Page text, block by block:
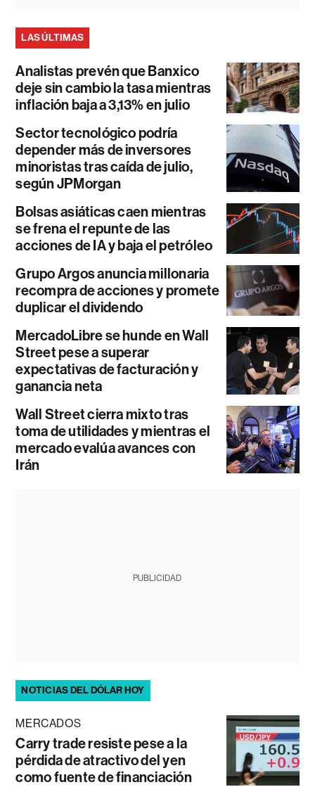
LAS ÚLTIMAS
Analistas prevén que Banxico
deje sin cambio la tasa mientras
inflación baja a 3,13% en julio
Sector tecnológico podría
depender más de inversores
minoristas tras caída de julio,
según JPMorgan
Bolsas asiáticas caen mientras
se frena el repunte de las
acciones de IA y baja el petróleo
Grupo Argos anuncia millonaria
recompra de acciones y promete
duplicar el dividendo
MercadoLibre se hunde en Wall
Street pese a superar
expectativas de facturación y
ganancia neta
Wall Street cierra mixto tras
toma de utilidades y mientras el
mercado evalúa avances con
Irán
PUBLICIDAD
NOTICIAS DEL DÓLAR HOY
MERCADOS
Carry trade resiste pese a la
pérdida de atractivo del yen
como fuente de financiación